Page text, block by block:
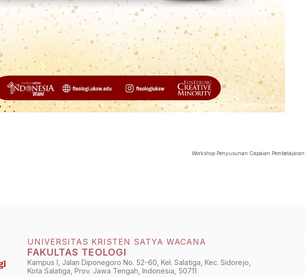
UNIVERSITAS KRISTEN SATYA WACANA
FAKULTAS TEOLOGI
Kampus I, Jalan Diponegoro No. 52-60, Kel. Salatiga, Kec. Sidorejo,
Kota Salatiga, Prov. Jawa Tengah, Indonesia, 50711